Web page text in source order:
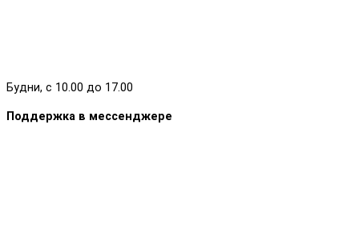
Будни, с 10.00 до 17.00
Поддержка в мессенджере